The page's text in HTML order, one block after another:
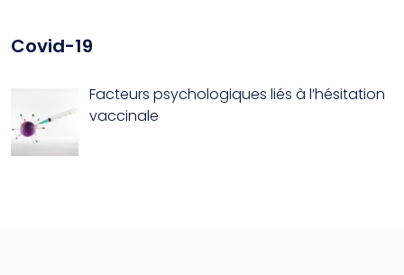
Covid-19
Facteurs psychologiques liés à l’hésitation
vaccinale